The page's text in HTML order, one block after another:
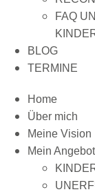
FAQ
BLOG
TERMINE
Home
Über mich
Meine Vision
Mein Angebot